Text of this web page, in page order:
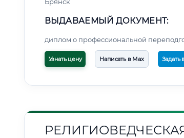
ВЫДАВАЕМЫЙ ДОКУМЕНТ:
диплом о профессиональной
Узнать цену Написать в Max Задать